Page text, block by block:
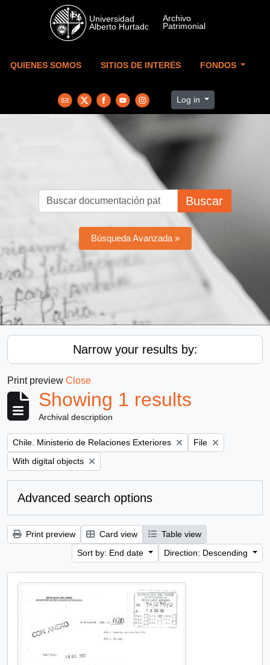
Skip to main content
QUIENES SOMOS SITIOS DE INTERÉS FONDOS
Log in
Buscar
Búsqueda Avanzada »
Narrow your results by:
Print preview Close
Showing 1 results
Archival description
Remove filter:
Chile. Ministerio de Relaciones Exteriores Remove filter:
File
Remove filter:
With digital objects
Advanced search options
Print preview Card view
Table view
Sort by: End date
Direction: Descending